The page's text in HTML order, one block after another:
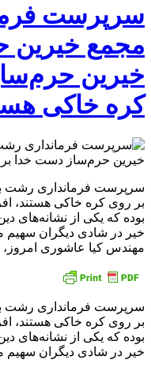
سرپرست
مجمع خیرین
خیرین
کره خاکی
سرپرست فرمانداری رشت
بر روی کره خاکی هستند،
بوده که یکی از نشانه‌های
خیر در شادی دیگران سهیم
مهندس کیا عاشوری امروز، ۱۳ آذرماه در جلسه مجمع خیرین
سرپرست فرمانداری رشت
بر روی کره خاکی هستند،
بوده که یکی از نشانه‌های
خیر در شادی دیگران سهیم